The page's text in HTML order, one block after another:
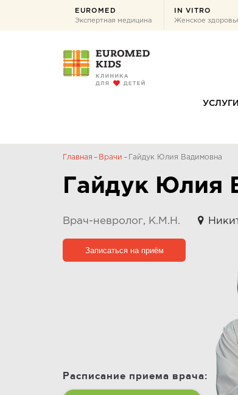
EUROMED
Экспертная медицина
IN VITRO
Женское
Главная Врачи Гайдук Юлия Вадимовна
Гайдук Юлия
Врач-невролог, К.М.Н.
Записаться на приём
Расписание приема врача: